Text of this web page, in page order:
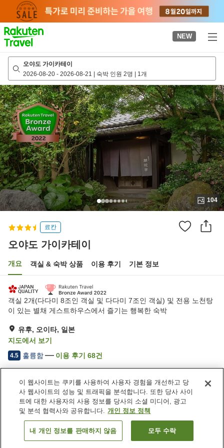
page
NEW
오야도 가이카테이
2026-08-20 - 2026-08-21 | 숙박 인원 2명 | 1개
104
료칸
오야도 가이카테이
개요 객실 & 숙박 상품 이용 후기 기본 정보
객실 2개(다다미 8조인 객실 및 다다미 7조인 객실) 및 전용 노천탕
이 있는 별채 게스트하우스에서 즐기는 행복한 숙박
유후, 오이타, 일본
지도에서 보기
4.5 훌륭함 이용 후기 68건
숙소 편의 시설/서비스
주차장
노천탕 (온천)
대욕장 (온천)
택배
일본 오이타 유후 오야도 가이카테이
객실 보기
이 웹사이트는 쿠키를 사용하여 사용자 경험을 개선하고 당
사 웹사이트의 성능 및 트래픽을 분석합니다. 또한 당사 사이
트에 대한 사용자의 사용 정보를 당사의 소셜 미디어, 광고
및 분석 협력사와 공유합니다. 개인 정보 정책
내 개인 정보를 판매하지 않음 모두 수락